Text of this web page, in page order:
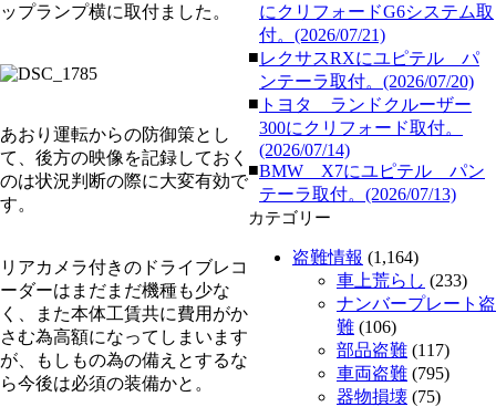
ップランプ横に取付ました。
あおり運転からの防御策とし
て、後方の映像を記録しておく
のは状況判断の際に大変有効で
す。
リアカメラ付きのドライブレコ
ーダーはまだまだ機種も少な
く、また本体工賃共に費用がか
さむ為高額になってしまいます
が、もしもの為の備えとするな
ら今後は必須の装備かと。
にクリフォードG6システム取
付。(2026/07/21)
■レクサスRXにユピテル パ
ンテーラ取付。(2026/07/20)
■ トヨタ ランドクルーザー
300にクリフォード取付。
(2026/07/14)
■BMW X7にユピテル パン
テーラ取付。(2026/07/13)
カテゴリー
盗難情報 (1,164)
車上荒らし (233)
ナンバープレート盗
難 (106)
部品盗難 (117)
車両盗難 (795)
器物損壊 (75)